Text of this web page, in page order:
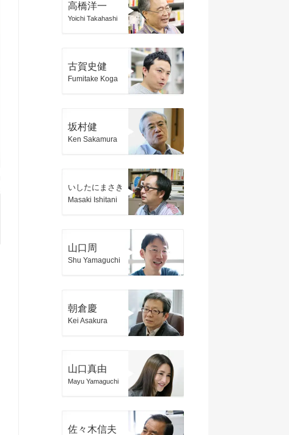
高橋洋一
Yoichi Takahashi
古賀史健
Fumitake Koga
坂村健
Ken Sakamura
いしたにまさき
Masaki Ishitani
山口周
Shu Yamaguchi
朝倉慶
Kei Asakura
山口真由
Mayu Yamaguchi
佐々木信夫